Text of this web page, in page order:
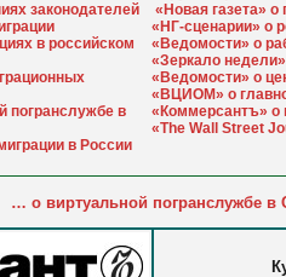
законодателей
в российском
погранслужбе в
в России
«Новая газета» о
«НГ-сценарии» о
«Ведомости» о
«Зеркало
«Ведомости» о
«ВЦИОМ» о
«Коммерсантъ» о
«The Wall Street
… о виртуальной погранслужбе